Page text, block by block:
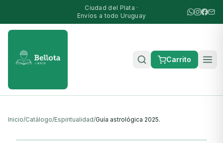
Ciudad del Plata ·
Envíos a todo Uruguay
Carrito
Inicio/Catálogo/Espiritualidad/Guía astrológica 2025.